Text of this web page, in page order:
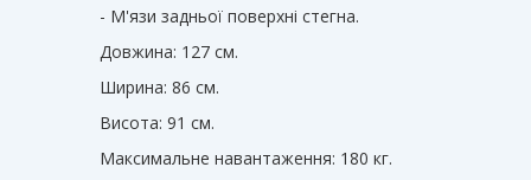
- М'язи задньої поверхні стегна.
Довжина: 127 см.
Ширина: 86 см.
Висота: 91 см.
Максимальне навантаження: 180 кг.